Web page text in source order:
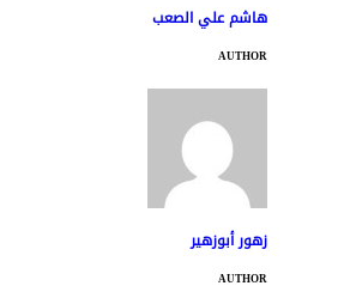
هاشم علي الصعب
AUTHOR
زهور أبوزهير
AUTHOR